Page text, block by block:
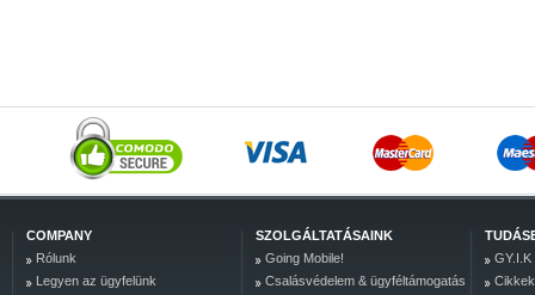
COMPANY
Rólunk
Legyen az ügyfelünk
SZOLGÁLTATÁSAINK
Going Mobile!
Csalásvédelem & ügyféltámogatás
GY.I.K
Cikkek